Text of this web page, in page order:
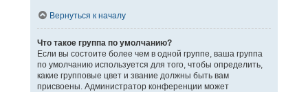
Вернуться к началу
Что такое группа по умолчанию?
Если вы состоите более чем в одной группе, ваша группа
по умолчанию используется для того, чтобы определить,
какие групповые цвет и звание должны быть вам
присвоены. Администратор конференции может